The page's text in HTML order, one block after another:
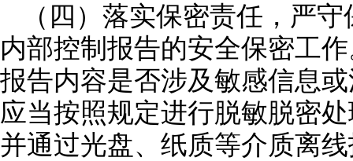
（四）落实保密责任，严
内部控制报告的安全保密工
报告内容是否涉及敏感信息
应当按照规定进行脱敏脱密
并通过光盘、纸质等介质离